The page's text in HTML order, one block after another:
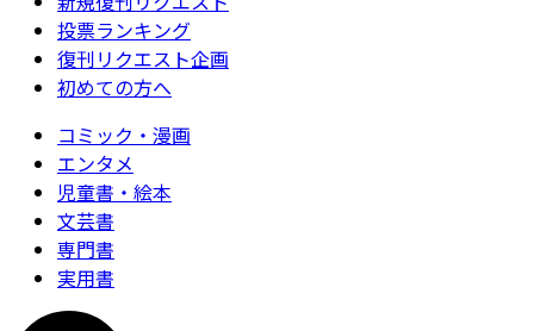
投票ランキング
復刊リクエスト企画
初めての方へ
コミック・漫画
エンタメ
児童書・絵本
文芸書
専門書
実用書